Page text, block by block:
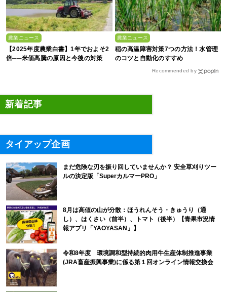
農業ニュース
【2025年度農業白書】1年でおよそ2
倍──米価高騰の原因と今後の対策
農業ニュース
稲の高温障害対策7つの方法！水管理
のコツと自動化のすすめ
Recommended by
新着記事
タイアップ企画
まだ危険な刃を振り回していませんか？ 安全草刈りツー
ルの決定版「SuperカルマーPRO」
8月は高値の山が分散：ほうれんそう・きゅうり（通
し）、はくさい（前半）、トマト（後半）【青果市況情
報アプリ「YAOYASAN」】
令和8年度 環境調和型持続的肉用牛生産体制推進事業
(JRA畜産振興事業)に係る第１回オンライン情報交換会